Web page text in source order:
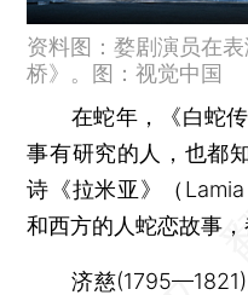
资料图：婺剧演员在
桥》。图：视觉中国
在蛇年，《白蛇传
事有研究的人，也都
诗《拉米亚》（
和西方的人蛇恋故事，
济慈(1795—1821)